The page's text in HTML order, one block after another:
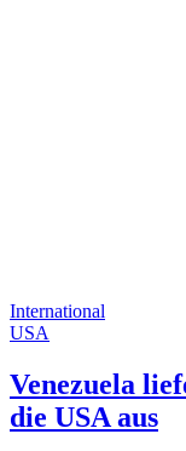
International
USA
Venezuela
die USA aus